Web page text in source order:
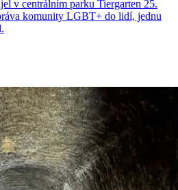
v centrálním parku Tiergarten 25.
komunity LGBT+ do lidí, jednu